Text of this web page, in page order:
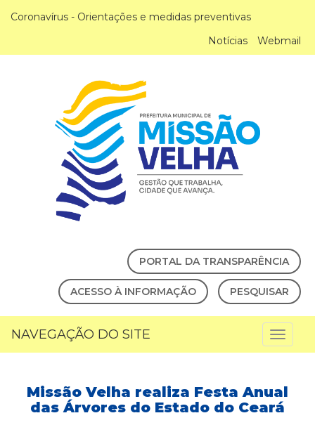
Coronavírus - Orientações e medidas preventivas
Notícias
Webmail
PORTAL DA TRANSPARÊNCIA
ACESSO À INFORMAÇÃO PESQUISAR
NAVEGAÇÃO DO SITE
Missão Velha realiza Festa Anual
das Árvores do Estado do Ceará